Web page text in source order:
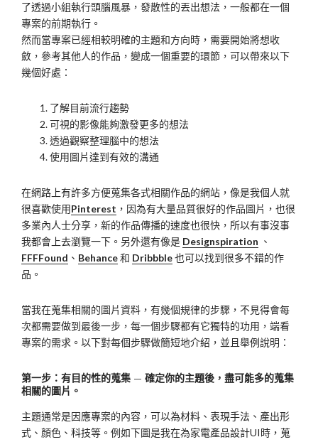
了透過小組執行頭腦風暴，發散性的丟出想法，一般都在一個
專案的前期執行。
然而當專案已經相較明確的主題和方向時，需要開始將想收
斂，參考其他人的作品，變成一個重要的環節，可以帶來以下
幾個好處：
了解目前流行趨勢
可視的影像能夠激發更多的想法
透過觀察整理腦中的想法
使用圖片達到有效的溝通
在網路上有許多方便蒐集各式相關作品的網站，像是我個人就
很喜歡使用Pinterest ，因為有大量品質很好的作品圖片，也很
多業內人士分享，新的作品傳播的速度也很快，所以有事沒事
我都會上去瀏覽一下。另外還有像是 Designspiration 、
FFFFound 、 Behance和 Dribbble也可以找到很多不錯的作
品。
當我在蒐集相關的圖片資料，有幾個規律的步驟，不見得會每
次都需要做到最後一步，每一個步驟都有它獨特的功用，端看
專案的需求。以下對每個步驟做簡短地介紹，並且舉例說明：
第一步：有目的性的蒐集 — 確定你的主題後，盡可能多的蒐集
相關的圖片。
主題通常是因應專案的內容，可以為材料、表現手法、產出形
式、顏色、科技等。例如下圖是我在為家電產品設計UI時，蒐